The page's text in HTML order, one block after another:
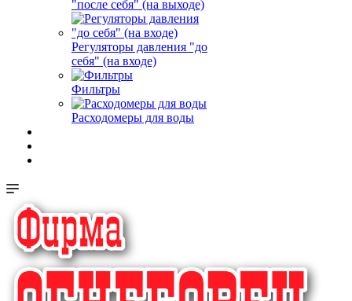
"после себя" (на выходе)
Регуляторы давления "до
себя" (на входе)
Фильтры
Расходомеры для воды